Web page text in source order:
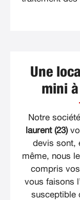
Une
mini
Notre
laurent (23)
devis sont,
même, nous
compris
vous faisons
susceptible